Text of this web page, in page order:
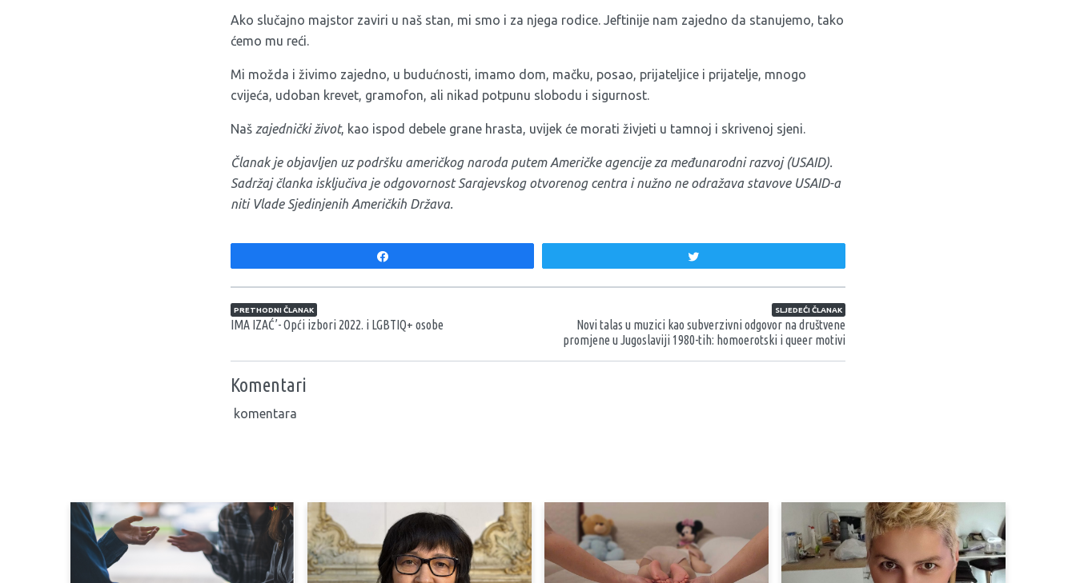
Ako slučajno majstor zaviri u naš stan, mi smo i za njega rodice. Jeftinije nam zajedno da stanujemo, tako
ćemo mu reći.
Mi možda i živimo zajedno, u budućnosti, imamo dom, mačku, posao, prijateljice i prijatelje, mnogo
cvijeća, udoban krevet, gramofon, ali nikad potpunu slobodu i sigurnost.
Naš zajednički život, kao ispod debele grane hrasta, uvijek će morati živjeti u tamnoj i skrivenoj sjeni.
Članak je objavljen uz podršku američkog naroda putem Američke agencije za međunarodni razvoj (USAID).
Sadržaj članka isključiva je odgovornost Sarajevskog otvorenog centra i nužno ne odražava stavove USAID-a
niti Vlade Sjedinjenih Američkih Država.
Navigacija članaka
PRETHODNI ČLANAK
IMA IZAĆ’- Opći izbori 2022. i LGBTIQ+ osobe
SLJEDEĆI ČLANAK
Novi talas u muzici kao subverzivni odgovor na društvene
promjene u Jugoslaviji 1980-tih: homoerotski i queer motivi
Komentari
komentara